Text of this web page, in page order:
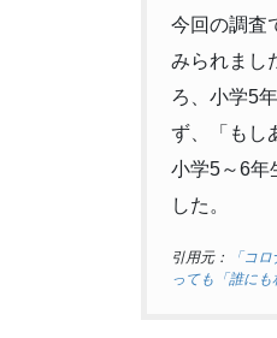
今回の調査
みられまし
ろ、小学5
ず、「もし
小学5～6年
した。
引用元：
「コ
っても「誰に